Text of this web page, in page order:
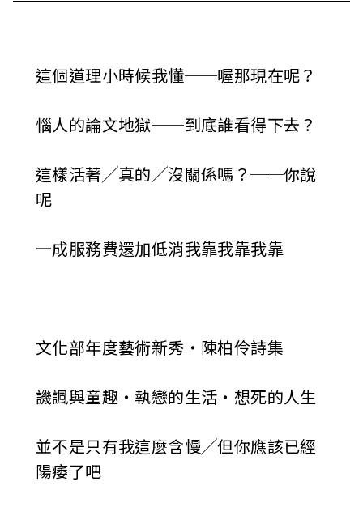
這個道理小時候我懂──喔那現在呢？
惱人的論文地獄──到底誰看得下去？
這樣活著╱真的╱沒關係嗎？──你說
呢
一成服務費還加低消我靠我靠我靠
文化部年度藝術新秀‧陳柏伶詩集
譏諷與童趣‧執戀的生活‧想死的人生
並不是只有我這麼含慢╱但你應該已經
陽痿了吧